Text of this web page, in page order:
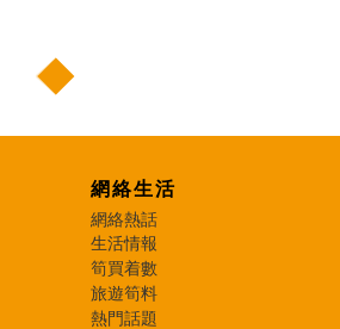
網絡生活
網絡熱話
生活情報
筍買着數
旅遊筍料
熱門話題